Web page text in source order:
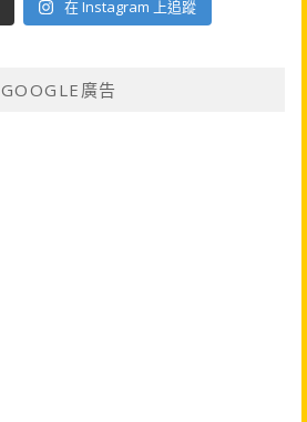
在 Instagram 上追蹤
GOOGLE廣告